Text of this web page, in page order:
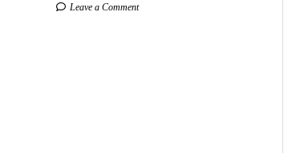
Leave a Comment